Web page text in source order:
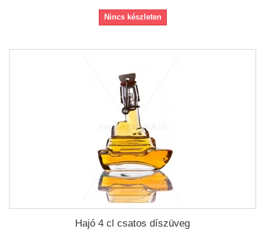
Nincs készleten
Hajó 4 cl csatos díszüveg